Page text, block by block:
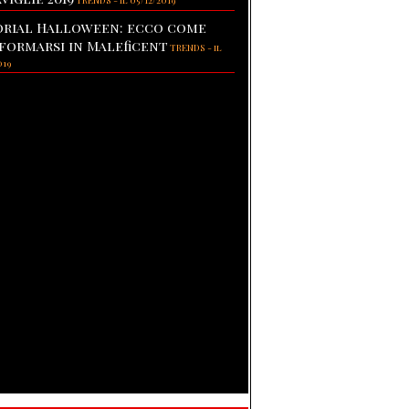
Halloween: ecco come
in Maleficent TRENDS -il